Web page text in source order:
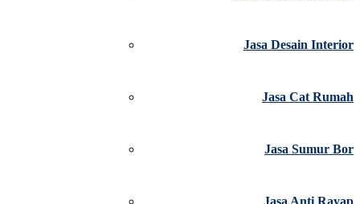
Jasa Desain Interior
Jasa Cat Rumah
Jasa Sumur Bor
Jasa Anti Rayap